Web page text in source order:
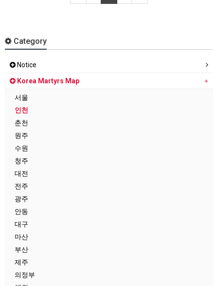
Category
Notice
Korea Martyrs Map
서울
인천
춘천
원주
수원
청주
대전
전주
광주
안동
대구
마산
부산
제주
의정부